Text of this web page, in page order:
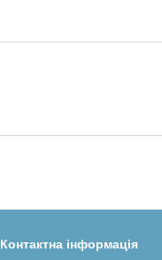
Контактна інформація